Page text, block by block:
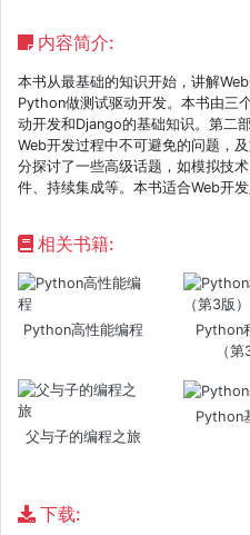
内容简介:
本书从最基础的知识开始，讲解
Python做测试驱动开发。本书由三
动开发和Django的基础知识。第二
Web开发过程中不可避免的问题，
分探讨了一些高级话题，如模拟技
件、持续集成等。本书适合Web开发
相关书籍:
Python高性能编程
Python
（第
父与子的编程之旅
Python
下载: